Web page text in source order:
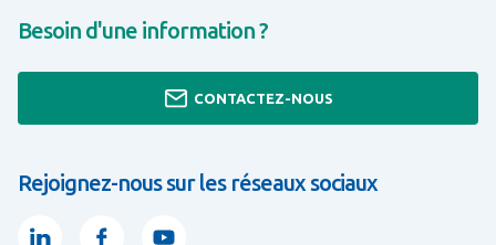
Besoin d'une information ?
CONTACTEZ-NOUS
Rejoignez-nous sur les réseaux sociaux